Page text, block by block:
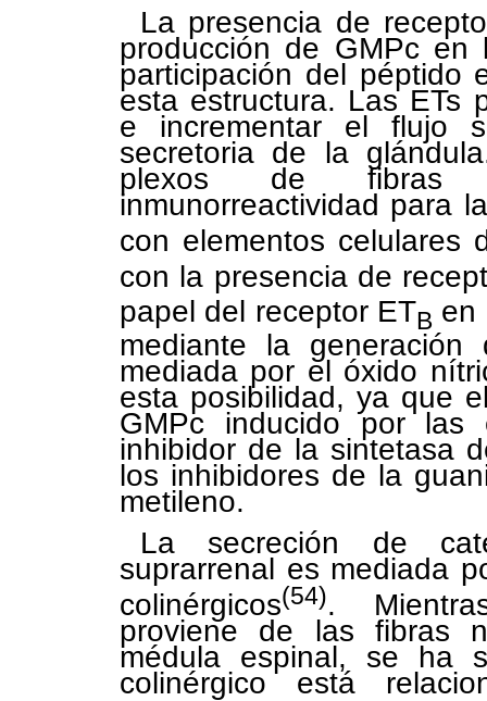
La presencia de
producción de GMPc en
participación del péptido
esta estructura. Las ETs
e incrementar el flujo
secretoria de la
plexos de fibras
inmunorreactividad para
con elementos celulares
con la presencia de
papel del receptor ETB en
mediante la
mediada por el óxido
esta posibilidad, ya que
GMPc inducido por las
inhibidor de la sintetasa
los inhibidores de la
metileno.
La secreción de
suprarrenal es mediada
colinérgicos(54).
proviene de las fibras
médula espinal, se ha
colinérgico está